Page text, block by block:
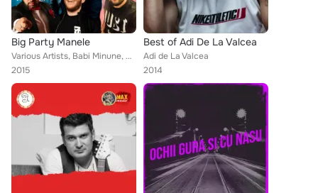
Big Party Manele
Various Artists, Babi Minune, Nek, Alessio, Alex De La Orastie, Mr.Juve, Cristi Dules, Florin Salam, Florin Peste, Cristian Rize...
2015
Best of Adi De La Valcea
Adi de La Valcea
2014